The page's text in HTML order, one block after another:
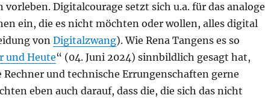
vorleben. Digitalcourage setzt sich u.a. für das analoge
ein, die es nicht möchten oder wollen, alles digital
von Digitalzwang). Wie Rena Tangens es so
und Heute“ (04. Juni 2024) sinnbildlich gesagt hat,
Rechner und technische Errungenschaften gerne
eben auch darauf, dass die, die sich das nicht